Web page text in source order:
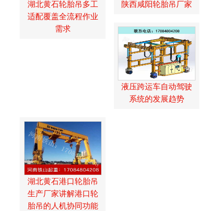
湖北黄石轮胎吊多工
适配覆盖全流程作业
需求
陕西咸阳轮胎吊厂家
液压跨运车自动驾驶
系统的发展趋势
湖北黄石港口轮胎吊
生产厂家讲解港口轮
胎吊的人机协同功能